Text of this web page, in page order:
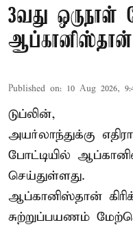
3வது ஒருநாள்
ஆப்கானிஸ்தான்
Published on: 10 Aug 2026,
டுப்லின்,
அயர்லாந்துக்கு
போட்டியில்
செய்துள்ளது.
ஆப்கானிஸ்தான்
சுற்றுப்பயணம்